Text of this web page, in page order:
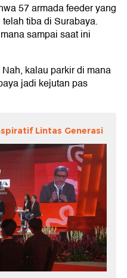
57 armada feeder yang
tiba di Surabaya.
sampai saat ini
kalau parkir di mana
jadi kejutan pas
Lintas Generasi